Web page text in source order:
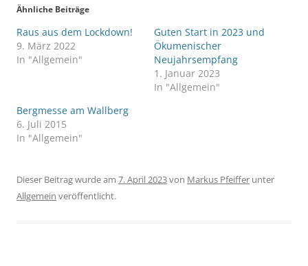
Ähnliche Beiträge
Raus aus dem Lockdown!
9. März 2022
In "Allgemein"
Guten Start in 2023 und
Ökumenischer
Neujahrsempfang
1. Januar 2023
In "Allgemein"
Bergmesse am Wallberg
6. Juli 2015
In "Allgemein"
Dieser Beitrag wurde am 7. April 2023von Markus Pfeiffer unter
Allgemein veröffentlicht.